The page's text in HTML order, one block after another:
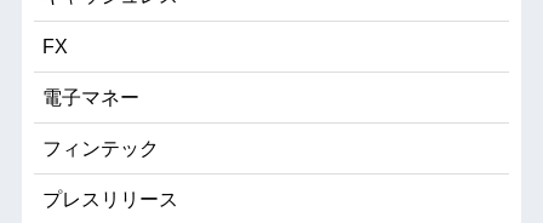
FX
電子マネー
フィンテック
プレスリリース